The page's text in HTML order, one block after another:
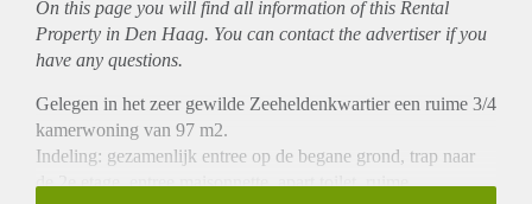
On this page you will find all information of this Rental
Property in Den Haag. You can contact the advertiser if you
have any questions.
Gelegen in het zeer gewilde Zeeheldenkwartier een ruime 3/4
kamerwoning van 97 m2.
Indeling: gezamenlijk entree op de begane grond, trap naar
de 2e etage, entree maisonnette, apart toilet, ruime